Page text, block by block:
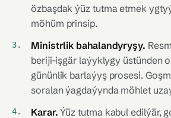
özbaşdak ýüz tutma etmek
möhüm prinsip.
Ministrlik bahalandyryşy.
beriji-işgär laýyklygy üstünden
gününlik barlaýyş prosesi.
soralan ýagdaýynda möhlet
Karar. Ýüz tutma kabul edilýär,